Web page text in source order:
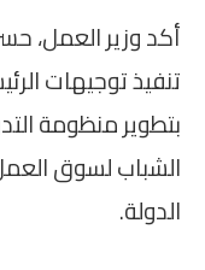
أكد وزير العمل،
تنفيذ توجيهات
بتطوير منظومة
الشباب لسوق
الدولة.